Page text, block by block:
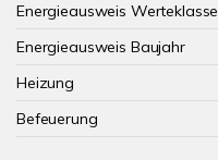
Energieausweis Werteklasse
Energieausweis Baujahr
Heizung
Befeuerung